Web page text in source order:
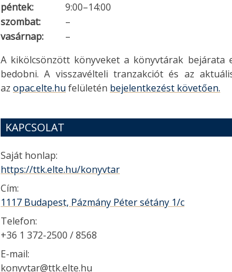
péntek:
9:00–14:00
szombat:
–
vasárnap:
–
A kikölcsönzött könyveket a könyvtárak
bedobni. A visszavélteli tranzakciót és az
az opac.elte.hu felületén bejelentkezést követően.
KAPCSOLAT
Saját honlap:
https://ttk.elte.hu/konyvtar
Cím:
1117 Budapest, Pázmány Péter sétány 1/c
Telefon:
+36 1 372-2500 / 8568
E-mail:
konyvtar@ttk.elte.hu